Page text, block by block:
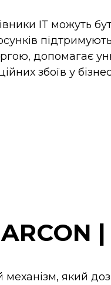
ІТ можуть
допомагає
збоїв у
ARCON
який